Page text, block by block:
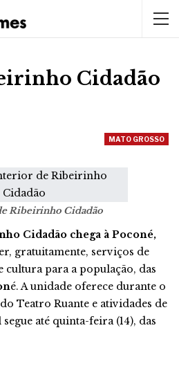
Cidadão
MATO GROSSO
Ribeirinho Cidadão
Cidadão chega à Poconé,
gratuitamente, serviços de
cultura para a população, das
é. A unidade oferece durante o
Teatro Ruante e atividades de
até quinta-feira (14), das